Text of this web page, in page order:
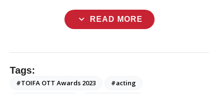
expand_more READ MORE
Tags:
#TOIFA OTT Awards 2023
#acting